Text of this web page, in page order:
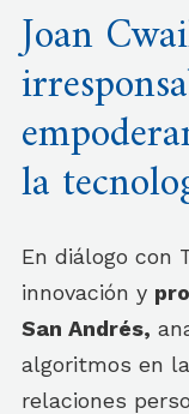
Joan
la
En diálogo con
innovación y
San Andrés,
algoritmos en
relaciones